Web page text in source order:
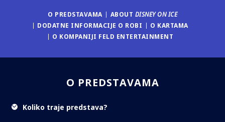
O PREDSTAVAMA ABOUT DISNEY ON ICE
DODATNE INFORMACIJE O ROBI
O KARTAMA
O KOMPANIJI FELD ENTERTAINMENT
O PREDSTAVAMA
Koliko traje predstava?